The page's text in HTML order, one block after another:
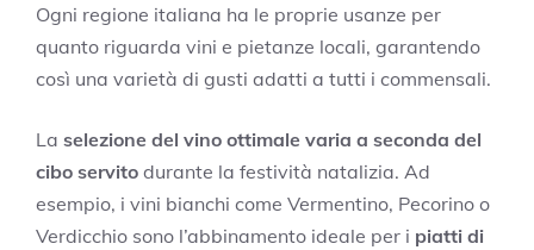
Ogni regione italiana ha le proprie usanze per
quanto riguarda vini e pietanze locali, garantendo
così una varietà di gusti adatti a tutti i commensali.
La selezione del vino ottimale varia a seconda del
cibo servito durante la festività natalizia. Ad
esempio, i vini bianchi come Vermentino, Pecorino o
Verdicchio sono l’abbinamento ideale per i piatti di